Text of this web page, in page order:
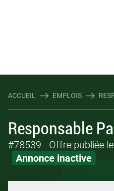
ACCUEIL EMPLOIS
Responsable
#78539 - Offre publiée
Annonce inactive